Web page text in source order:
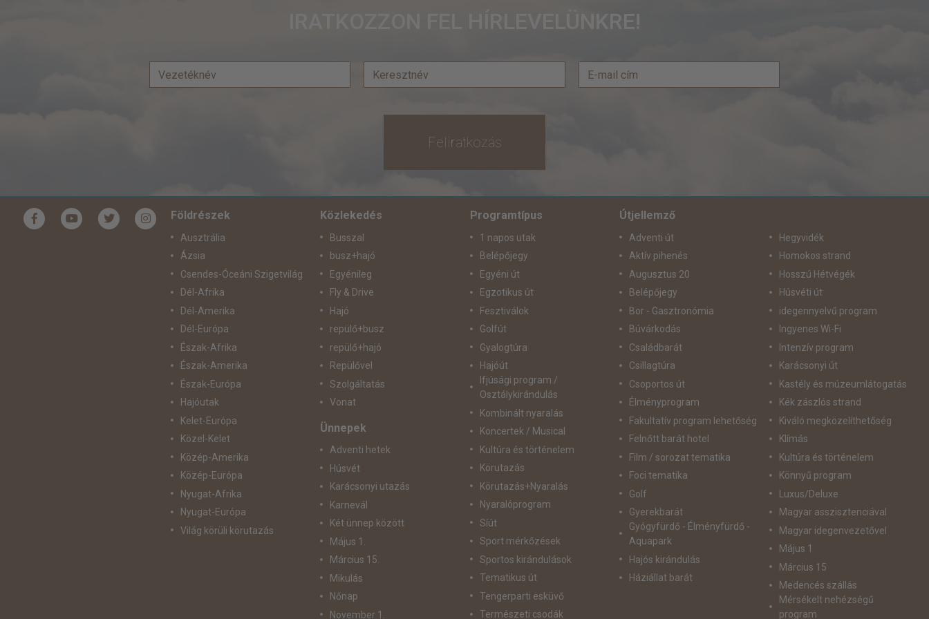
Feliratkozás
Földrészek
Ausztrália
Ázsia
Csendes-Óceáni Szigetvilág
Dél-Afrika
Dél-Amerika
Dél-Európa
Észak-Afrika
Észak-Amerika
Észak-Európa
Hajóutak
Kelet-Európa
Közel-Kelet
Közép-Amerika
Közép-Európa
Nyugat-Afrika
Nyugat-Európa
Világ körüli körutazás
Közlekedés
Busszal
busz+hajó
Egyénileg
Fly & Drive
Hajó
repülő+busz
repülő+hajó
Repülővel
Szolgáltatás
Vonat
Ünnepek
Adventi hetek
Húsvét
Karácsonyi utazás
Karnevál
Két ünnep között
Május 1.
Március 15.
Mikulás
Nőnap
November 1.
Programtípus
1 napos utak
Belépőjegy
Egyéni út
Egzotikus út
Fesztiválok
Golfút
Gyalogtúra
Hajóút
Ifjúsági program /
Osztálykirándulás
Kombinált nyaralás
Koncertek / Musical
Kultúra és történelem
Körutazás
Körutazás+Nyaralás
Nyaralóprogram
Síút
Sport mérkőzések
Sportos kirándulások
Tematikus út
Tengerparti esküvő
Természeti csodák
Útjellemző
Adventi út
Aktív pihenés
Augusztus 20
Belépőjegy
Bor - Gasztronómia
Búvárkodás
Családbarát
Csillagtúra
Csoportos út
Élményprogram
Fakultatív program lehetőség
Felnőtt barát hotel
Film / sorozat tematika
Foci tematika
Golf
Gyerekbarát
Gyógyfürdő - Élményfürdő -
Aquapark
Hajós kirándulás
Háziállat barát
Hegyvidék
Homokos strand
Hosszú Hétvégék
Húsvéti út
idegennyelvű program
Ingyenes Wi-Fi
Intenzív program
Karácsonyi út
Kastély és múzeumlátogatás
Kék zászlós strand
Kiváló megközelíthetőség
Klímás
Kultúra és történelem
Könnyű program
Luxus/Deluxe
Magyar asszisztenciával
Magyar idegenvezetővel
Május 1
Március 15
Medencés szállás
Mérsékelt nehézségű
program